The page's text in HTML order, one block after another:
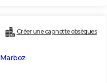
Créer une cagnotte obsèques
Marboz